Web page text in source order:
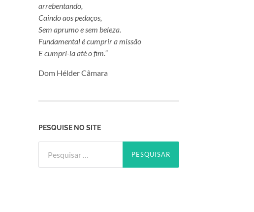
arrebentando,
Caindo aos pedaços,
Sem aprumo e sem beleza.
Fundamental é cumprir a missão
E cumpri-la até o fim.”
Dom Hélder Câmara
PESQUISE NO SITE
por: